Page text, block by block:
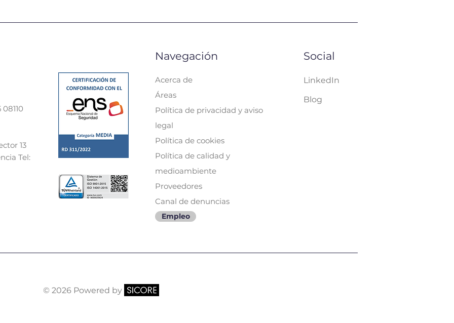
13
Tel:
Navegación
Acerca de
Áreas
Política de privacidad y aviso
legal
Política de cookies
Política de calidad y
medioambiente
Proveedores
Canal de denuncias
Empleo
Social
LinkedIn
Blog
© 2026 Powered by